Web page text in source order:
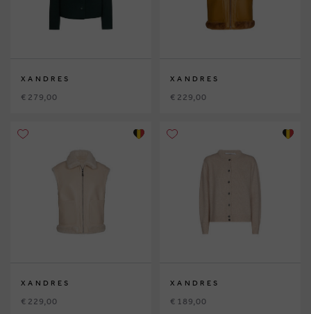
XANDRES
€ 279,00
XANDRES
€ 229,00
XANDRES
€ 229,00
XANDRES
€ 189,00